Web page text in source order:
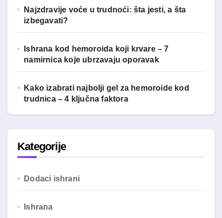
Najzdravije voće u trudnoći: šta jesti, a šta
izbegavati?
Ishrana kod hemoroida koji krvare – 7
namirnica koje ubrzavaju oporavak
Kako izabrati najbolji gel za hemoroide kod
trudnica – 4 ključna faktora
Kategorije
Dodaci ishrani
Ishrana